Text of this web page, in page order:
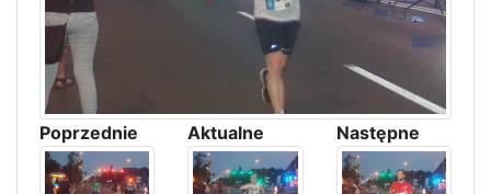
Poprzednie Aktualne Następne